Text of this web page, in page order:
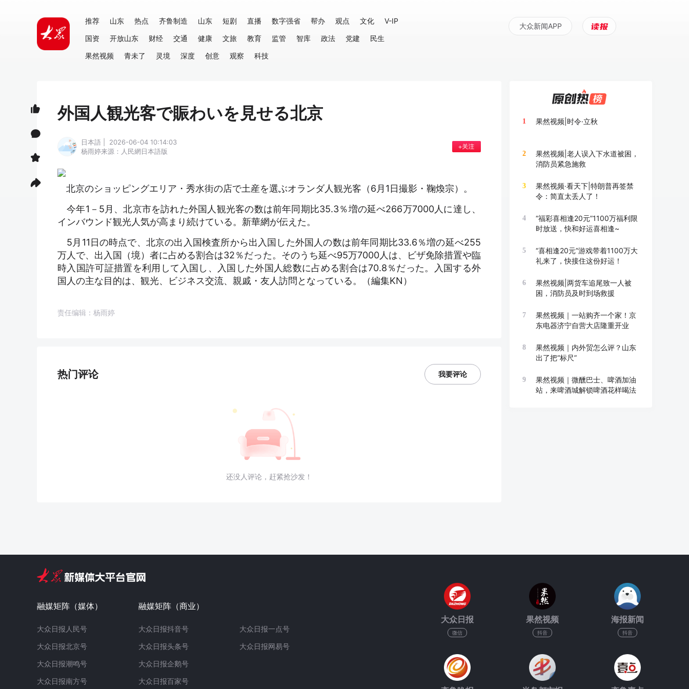
推荐 山东 热点 齐鲁制造 山东 短剧 直播 数字强省 帮办 观点 文化
V-IP
国资
开放山东 财经 交通 健康 文旅 教育 监管 智库 政法 党建
民生
果然视频
青未了 灵境 深度 创意 观察 科技
大众新闻APP
外国人観光客で賑わいを見せる北京
日本語 | 2026-06-04 10:14:03
杨雨婷来源：人民網日本語版
北京のショッピングエリア・秀水街の店で土産を選ぶオランダ人観光客（6月1日撮影・鞠煥宗）。
今年1－5月、北京市を訪れた外国人観光客の数は前年同期比35.3％増の延べ266万7000人に達し、
インバウンド観光人気が高まり続けている。新華網が伝えた。
5月11日の時点で、北京の出入国検査所から出入国した外国人の数は前年同期比33.6％増の延べ255
万人で、出入国（境）者に占める割合は32％だった。そのうち延べ95万7000人は、ビザ免除措置や臨
時入国許可証措置を利用して入国し、入国した外国人総数に占める割合は70.8％だった。入国する外
国人の主な目的は、観光、ビジネス交流、親戚・友人訪問となっている。（編集KN）
责任编辑：杨雨婷
热门评论 我要评论
还没人评论，赶紧抢沙发！
1 果然视频|时令·立秋
2
果然视频|老人误入下水道被困，
消防员紧急施救
3
果然视频·看天下|特朗普再签禁
令：简直太丢人了！
4
“福彩喜相逢20元”1100万福利限
时放送，快和好运喜相逢~
5
“喜相逢20元”游戏带着1100万大
礼来了，快接住这份好运！
6
果然视频|两货车追尾致一人被
困，消防员及时到场救援
7
果然视频｜一站购齐一个家！京
东电器济宁自营大店隆重开业
8
果然视频｜内外贸怎么评？山东
出了把“标尺”
9
果然视频｜微醺巴士、啤酒加油
站，来啤酒城解锁啤酒花样喝法
融媒矩阵（媒体）
大众日报人民号
大众日报北京号
大众日报潮鸣号
大众日报南方号
融媒矩阵（商业）
大众日报抖音号
大众日报头条号
大众日报企鹅号
大众日报百家号
大众日报一点号
大众日报网易号
大众日报
微信
果然视频
抖音
海报新闻
抖音